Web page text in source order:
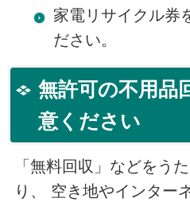
家電リサイクル券
ださい。
無許可の不用品
意ください
「無料回収」などをう
り、 空き地やインター